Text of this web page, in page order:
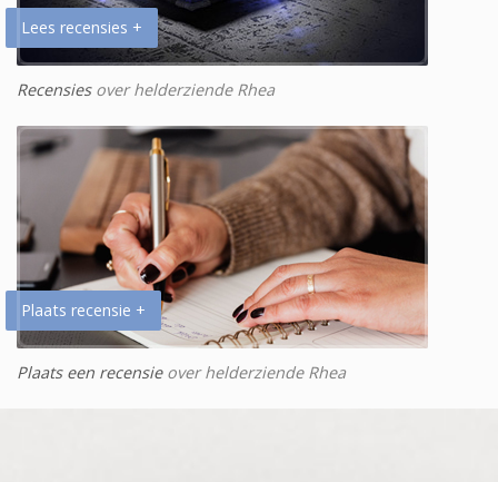
Lees recensies +
Recensiesover helderziende Rhea
Plaats recensie +
Plaats een recensieover helderziende Rhea